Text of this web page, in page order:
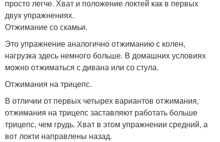
просто легче. Хват и положение локтей как в первых
двух упражнениях.
Отжимание со скамьи.
Это упражнение аналогично отжиманию с колен,
нагрузка здесь немного больше. В домашних условиях
можно отжиматься с дивана или со стула.
Отжимания на трицепс.
В отличии от первых четырех вариантов отжимания,
отжимания на трицепс заставляют работать больше
трицепс, чем грудь. Хват в этом упражнении средний, а
вот локти направлены назад.